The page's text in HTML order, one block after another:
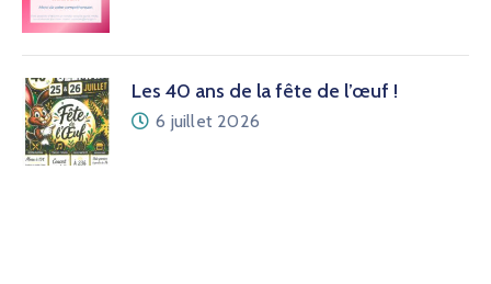
Les 40 ans de la fête de l’œuf !
6 juillet 2026